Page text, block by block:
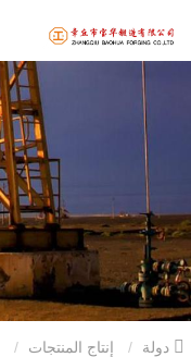
إنتاج المنتجات